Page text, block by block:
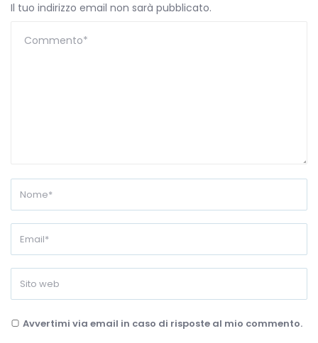
Il tuo indirizzo email non sarà pubblicato.
Avvertimi via email in caso di risposte al mio commento.